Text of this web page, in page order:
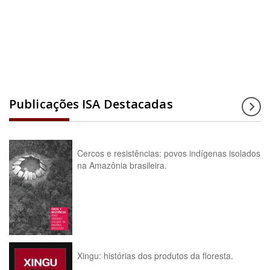
Publicações ISA Destacadas
Cercos e resistências: povos indígenas isolados
na Amazônia brasileira.
Xingu: histórias dos produtos da floresta.